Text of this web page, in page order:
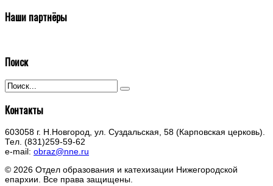
Наши партнёры
Поиск
Контакты
603058 г. Н.Новгород, ул. Суздальская, 58 (Карповская церковь).
Тел. (831)259-59-62
e-mail: obraz@nne.ru
© 2026 Отдел образования и катехизации Нижегородской
епархии. Все права защищены.